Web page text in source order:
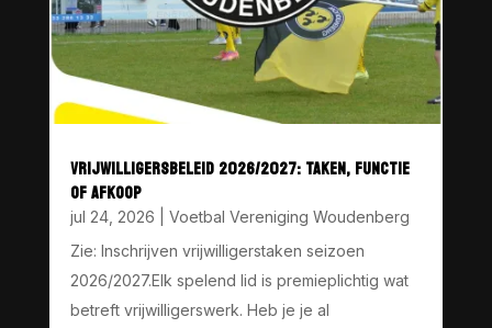
VRIJWILLIGERSBELEID 2026/2027: TAKEN, FUNCTIE
OF AFKOOP
jul 24, 2026
Voetbal Vereniging Woudenberg
Zie: Inschrijven vrijwilligerstaken seizoen
2026/2027.Elk spelend lid is premieplichtig wat
betreft vrijwilligerswerk. Heb je je al